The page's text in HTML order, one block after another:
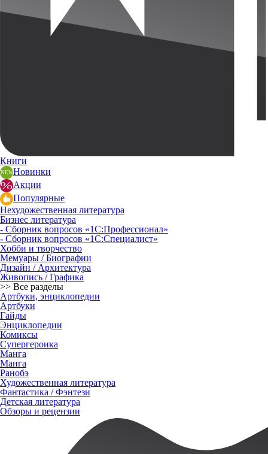
Книги
Новинки
Акции
Популярные
Нехудожественная литература
Бизнес литература
- Сборник вопросов «1С:Профессионал»
- Сборник вопросов «1С:Специалист»
Хобби и творчество
Мемуары / Биографии
Дизайн / Архитектура
Живопись / Графика
>> Все разделы
Артбуки, энциклопедии
Артбуки
Гайды
Энциклопедии
Комиксы
Супергероика
Манга
Манга
Ранобэ
Художественная литература
Фантастика / Фэнтези
Детская литература
Обзоры и рецензии